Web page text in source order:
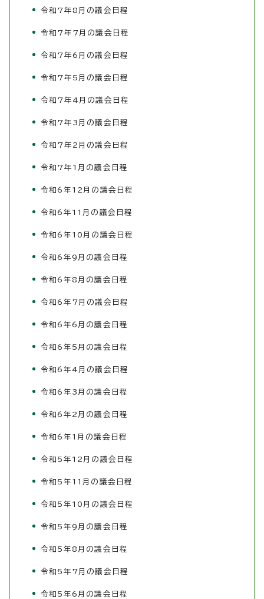
令和7年8月の議会日程
令和7年7月の議会日程
令和7年6月の議会日程
令和7年5月の議会日程
令和7年4月の議会日程
令和7年3月の議会日程
令和7年2月の議会日程
令和7年1月の議会日程
令和6年12月の議会日程
令和6年11月の議会日程
令和6年10月の議会日程
令和6年9月の議会日程
令和6年8月の議会日程
令和6年7月の議会日程
令和6年6月の議会日程
令和6年5月の議会日程
令和6年4月の議会日程
令和6年3月の議会日程
令和6年2月の議会日程
令和6年1月の議会日程
令和5年12月の議会日程
令和5年11月の議会日程
令和5年10月の議会日程
令和5年9月の議会日程
令和5年8月の議会日程
令和5年7月の議会日程
令和5年6月の議会日程